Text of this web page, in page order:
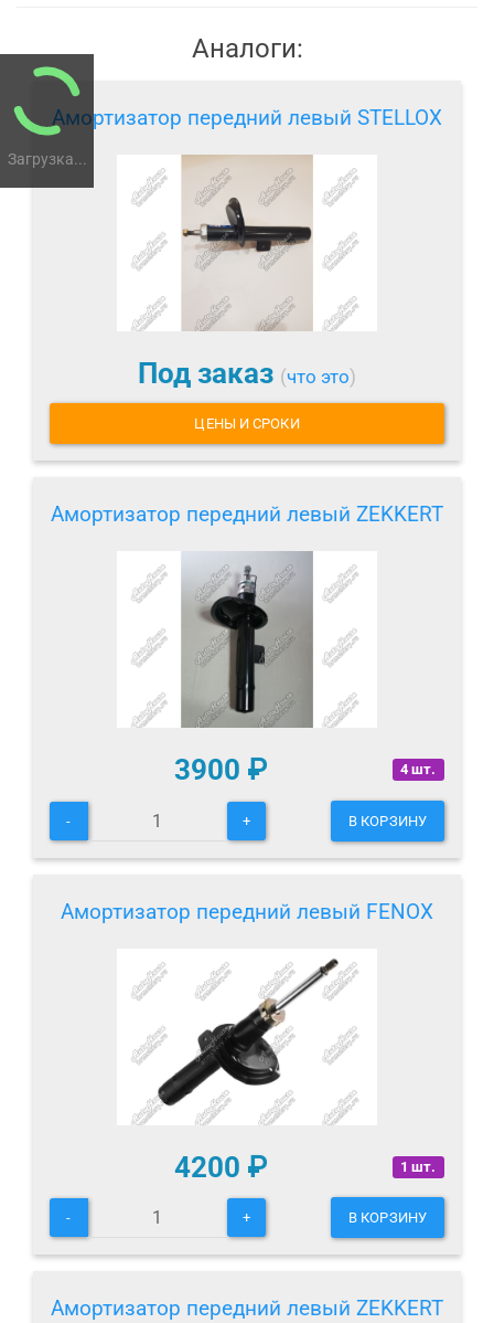
Загрузка...
Аналоги:
Амортизатор передний левый STELLOX
Под заказ (что это)
ЦЕНЫ И СРОКИ
Амортизатор передний левый ZEKKERT
4 шт.
3900 ₽
- + В КОРЗИНУ
Амортизатор передний левый FENOX
1 шт.
4200 ₽
- + В КОРЗИНУ
Амортизатор передний левый ZEKKERT